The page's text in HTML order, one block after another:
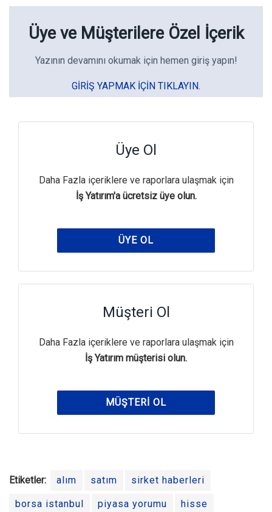
Üye ve Müşterilere Özel İçerik
Yazının devamını okumak için hemen giriş yapın!
GIRIŞ YAPMAK IÇIN TIKLAYIN.
Üye Ol
Daha Fazla içeriklere ve raporlara ulaşmak için
İş Yatırım'a ücretsiz üye olun.
ÜYE OL
Müşteri Ol
Daha Fazla içeriklere ve raporlara ulaşmak için
İş Yatırım müşterisi olun.
MÜŞTERI OL
Etiketler: alım satım sirket haberleri
borsa istanbul piyasa yorumu hisse